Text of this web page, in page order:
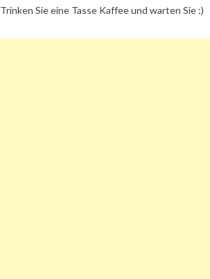
Trinken Sie eine Tasse Kaffee und warten Sie :)